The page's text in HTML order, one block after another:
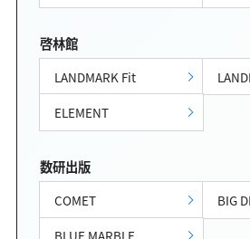
啓林館
LANDMARK Fit
ELEMENT
数研出版
COMET
BIG